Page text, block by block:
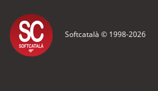
Softcatalà © 1998-2026